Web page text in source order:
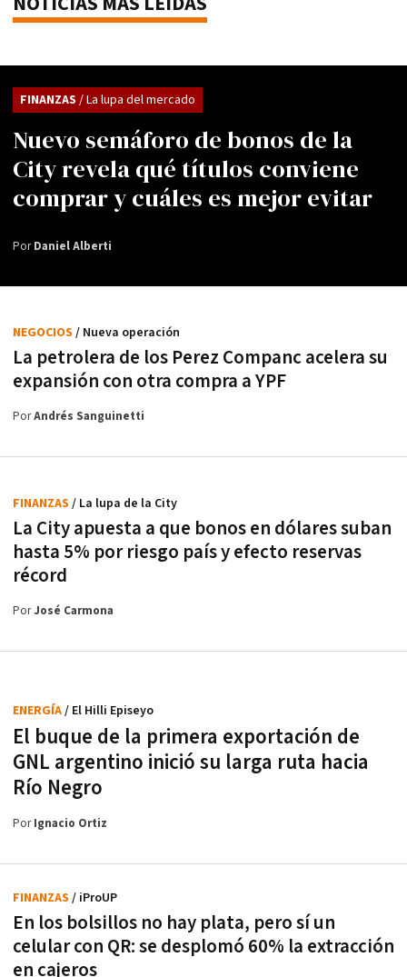
Nuevo semáforo de bonos de la
City revela qué títulos conviene
comprar y cuáles es mejor evitar
FINANZAS / La lupa del mercado
PorDaniel Alberti
La petrolera de los Perez Companc acelera su
expansión con otra compra a YPF
NEGOCIOS / Nueva operación
PorAndrés Sanguinetti
La City apuesta a que bonos en dólares suban
hasta 5% por riesgo país y efecto reservas
récord
FINANZAS / La lupa de la City
PorJosé Carmona
El buque de la primera exportación de
GNL argentino inició su larga ruta hacia
Río Negro
ENERGÍA/ El Hilli Episeyo
PorIgnacio Ortiz
En los bolsillos no hay plata, pero sí un
celular con QR: se desplomó 60% la extracción
en cajeros
FINANZAS / iProUP